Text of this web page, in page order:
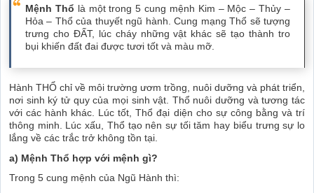
Mệnh Thổ là một trong 5 cung mệnh Kim – Mộc – Thủy –
Hỏa – Thổ của thuyết ngũ hành. Cung mạng Thổ sẽ tượng
trưng cho ĐẤT, lúc cháy những vật khác sẽ tạo thành tro
bụi khiến đất đai được tươi tốt và màu mỡ.
Hành THỔ chỉ về môi trường ươm trồng, nuôi dưỡng và phát triển,
nơi sinh ký tử quy của mọi sinh vật. Thổ nuôi dưỡng và tương tác
với các hành khác. Lúc tốt, Thổ đại diện cho sự công bằng và trí
thông minh. Lúc xấu, Thổ tạo nên sự tối tăm hay biểu trưng sự lo
lắng về các trắc trở không tồn tại.
a) Mệnh Thổ hợp với mệnh gì?
Trong 5 cung mệnh của Ngũ Hành thì: